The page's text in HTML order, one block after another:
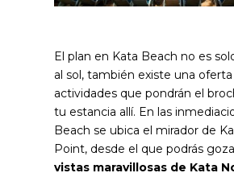
El plan en Kata Beach no es
al sol, también existe una
actividades que pondrán el
tu estancia allí. En las
Beach se ubica el mirador de
Point, desde el que podrás
vistas maravillosas de Kata